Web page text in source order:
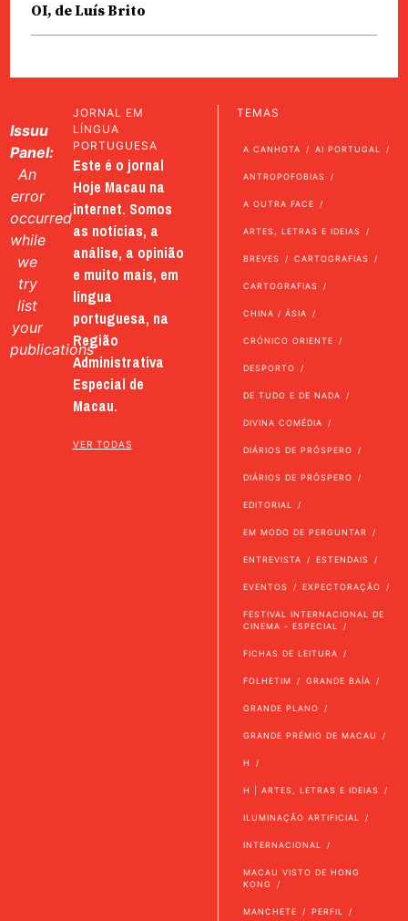
OI, de Luís Brito
Issuu
Panel:
An
error
occurred
while
we
try
list
your
publications
JORNAL EM
LÍNGUA
PORTUGUESA
Este é o jornal
Hoje Macau na
internet. Somos
as notícias, a
análise, a opinião
e muito mais, em
língua
portuguesa, na
Região
Administrativa
Especial de
Macau.
VER TODAS
TEMAS
A CANHOTA AI PORTUGAL
ANTROPOFOBIAS
A OUTRA FACE
ARTES, LETRAS E IDEIAS
BREVES CARTOGRAFIAS
CARTOGRAFIAS
CHINA / ÁSIA
CRÓNICO ORIENTE
DESPORTO
DE TUDO E DE NADA
DIVINA COMÉDIA
DIÁRIOS DE PRÓSPERO
DIÁRIOS DE PRÓSPERO
EDITORIAL
EM MODO DE PERGUNTAR
ENTREVISTA ESTENDAIS
EVENTOS EXPECTORAÇÃO
FESTIVAL INTERNACIONAL DE
CINEMA - ESPECIAL
FICHAS DE LEITURA
FOLHETIM GRANDE BAÍA
GRANDE PLANO
GRANDE PRÉMIO DE MACAU
H
H | ARTES, LETRAS E IDEIAS
ILUMINAÇÃO ARTIFICIAL
INTERNACIONAL
MACAU VISTO DE HONG
KONG
MANCHETE PERFIL